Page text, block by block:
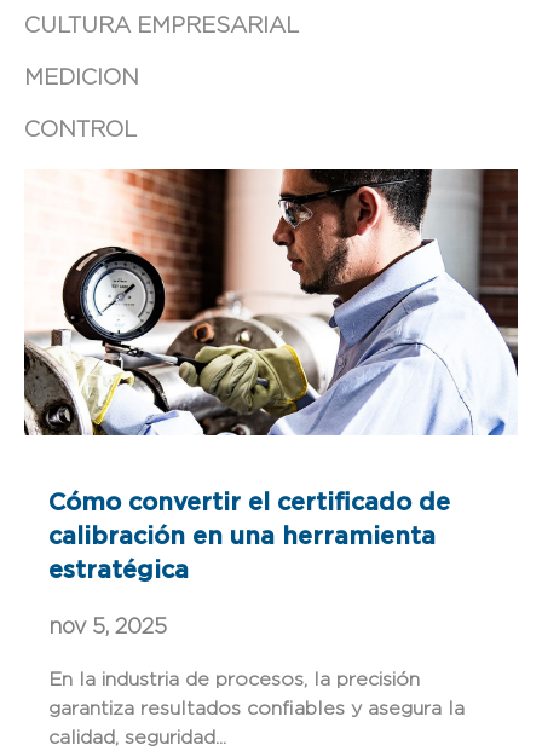
CULTURA EMPRESARIAL
MEDICION
CONTROL
Cómo convertir el certificado de
calibración en una herramienta
estratégica
nov 5, 2025
En la industria de procesos, la precisión
garantiza resultados confiables y asegura la
calidad, seguridad...